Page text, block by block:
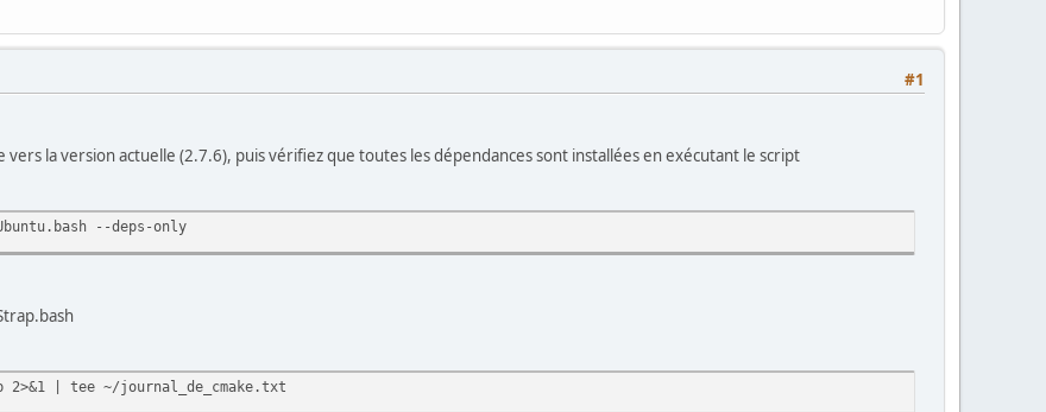
#1
vers la version actuelle (2.7.6), puis vérifiez que toutes les dépendances sont installées en exécutant le script
--deps-only
2>&1 | tee ~/journal_de_cmake.txt